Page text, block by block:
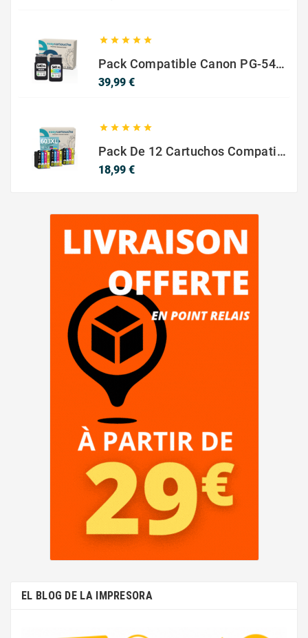
    
Pack Compatible Canon PG-540 XL / CL-541 XL ? Negro Y Color ? Alta Capacidad
39,99 €Precio
    
Pack De 12 Cartuchos Compatibles EPSON 603XL
18,99 €Precio
EL BLOG DE LA IMPRESORA